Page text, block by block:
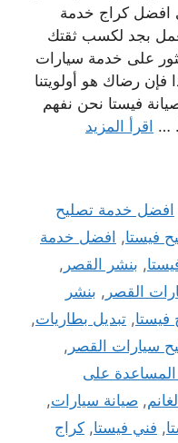
افضل كراج خدمة
بجد لكسب ثقتك
على خدمة سيارات
فإن رضاك ​​هو أولويتنا
فيستا نحن نفهم
… اقرأ المزيد
افضل خدمة تصليح
فيستا, افضل خدمة
, بنشر القصر ,
القصر , بنشر
فيستا, تبديل بطاريات,
سيارات القصر ,
على
, صيانة سيارات,
, فني فيستا, كراج